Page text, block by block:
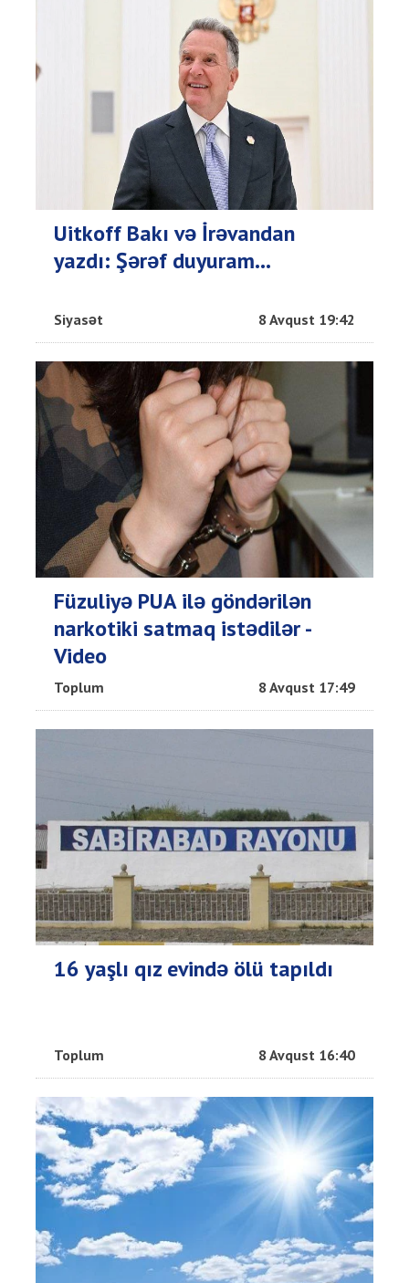
Uitkoff Bakı və İrəvandan
yazdı: Şərəf duyuram...
Siyasət 8 Avqust 19:42
Füzuliyə PUA ilə göndərilən
narkotiki satmaq istədilər -
Video
Toplum 8 Avqust 17:49
16 yaşlı qız evində ölü tapıldı
Toplum 8 Avqust 16:40